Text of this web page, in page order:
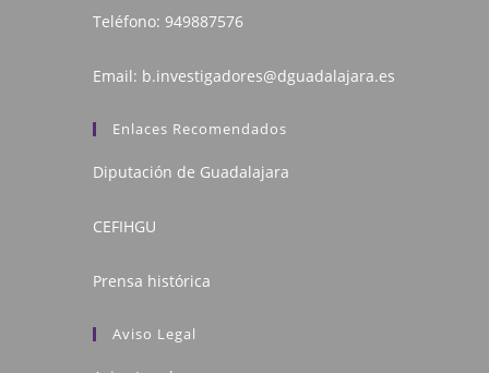
Teléfono: 949887576
Email: b.investigadores@dguadalajara.es
Enlaces Recomendados
Diputación de Guadalajara
CEFIHGU
Prensa histórica
Aviso Legal